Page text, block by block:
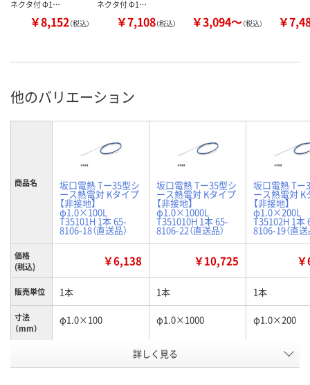
ネクタ付 Φ1…
￥8,152（税込）
ネクタ付 Φ1…
￥7,108（税込） ￥3,094～（税込） ￥
他のバリエーション
商品名 坂口電熱 Tー35型シ
ース熱電対 Kタイプ
【非接地】
φ1.0×100L
T35101H 1本 65-
8106-18（直送品）
坂口電熱 Tー35型シ
ース熱電対 Kタイプ
【非接地】
φ1.0×1000L
T351010H 1本 65-
8106-22（直送品）
坂口電熱 Tー
ース熱電対 K
【非接地】
φ1.0×200L
T35102H 1本
8106-19（直送
価格
(税込)
￥6,138 ￥10,725
販売単位 1本 1本 1本
寸法
（mm）
φ1.0×100 φ1.0×1000 φ1.0×200
RK19311 RK19306
詳しく見る